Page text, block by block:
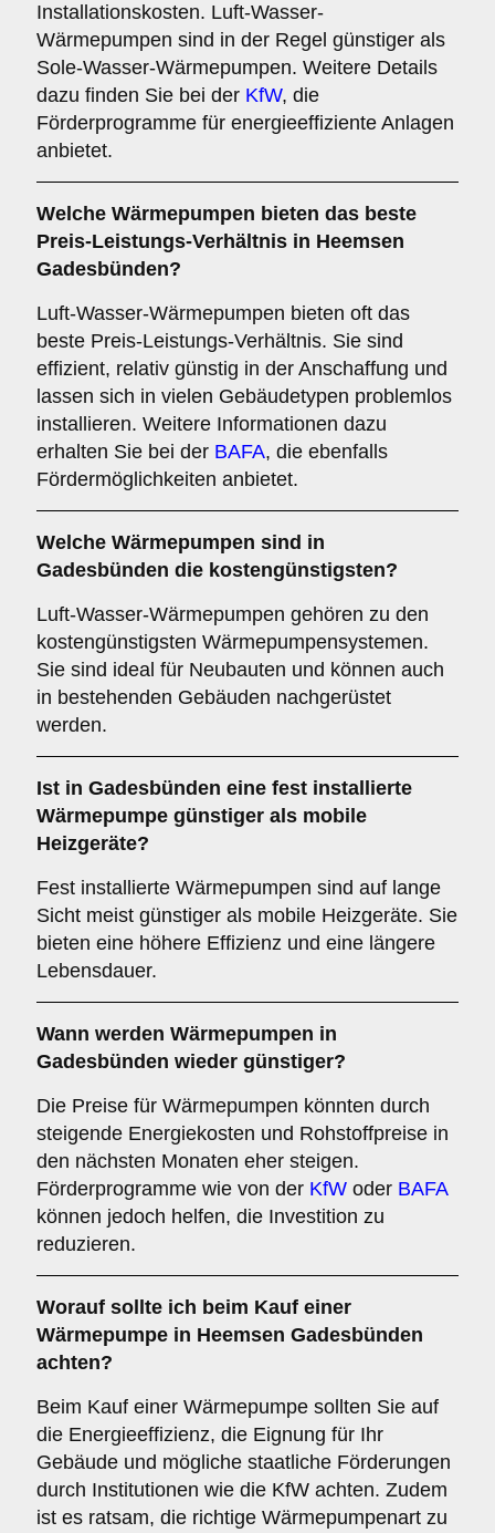
Installationskosten. Luft-Wasser-
Wärmepumpen sind in der Regel günstiger als
Sole-Wasser-Wärmepumpen. Weitere Details
dazu finden Sie bei der KfW, die
Förderprogramme für energieeffiziente Anlagen
anbietet.
Welche Wärmepumpen bieten das beste
Preis-Leistungs-Verhältnis in Heemsen
Gadesbünden?
Luft-Wasser-Wärmepumpen bieten oft das
beste Preis-Leistungs-Verhältnis. Sie sind
effizient, relativ günstig in der Anschaffung und
lassen sich in vielen Gebäudetypen problemlos
installieren. Weitere Informationen dazu
erhalten Sie bei der BAFA, die ebenfalls
Fördermöglichkeiten anbietet.
Welche Wärmepumpen sind in
Gadesbünden die kostengünstigsten?
Luft-Wasser-Wärmepumpen gehören zu den
kostengünstigsten Wärmepumpensystemen.
Sie sind ideal für Neubauten und können auch
in bestehenden Gebäuden nachgerüstet
werden.
Ist in Gadesbünden eine fest installierte
Wärmepumpe günstiger als mobile
Heizgeräte?
Fest installierte Wärmepumpen sind auf lange
Sicht meist günstiger als mobile Heizgeräte. Sie
bieten eine höhere Effizienz und eine längere
Lebensdauer.
Wann werden Wärmepumpen in
Gadesbünden wieder günstiger?
Die Preise für Wärmepumpen könnten durch
steigende Energiekosten und Rohstoffpreise in
den nächsten Monaten eher steigen.
Förderprogramme wie von der KfW oder BAFA
können jedoch helfen, die Investition zu
reduzieren.
Worauf sollte ich beim Kauf einer
Wärmepumpe in Heemsen Gadesbünden
achten?
Beim Kauf einer Wärmepumpe sollten Sie auf
die Energieeffizienz, die Eignung für Ihr
Gebäude und mögliche staatliche Förderungen
durch Institutionen wie die KfW achten. Zudem
ist es ratsam, die richtige Wärmepumpenart zu